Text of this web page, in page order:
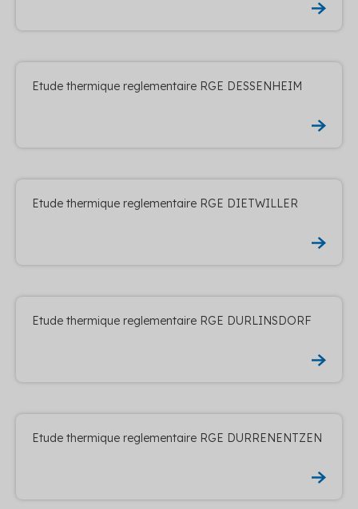
Etude thermique reglementaire RGE DESSENHEIM
Etude thermique reglementaire RGE DIETWILLER
Etude thermique reglementaire RGE DURLINSDORF
Etude thermique reglementaire RGE DURRENENTZEN